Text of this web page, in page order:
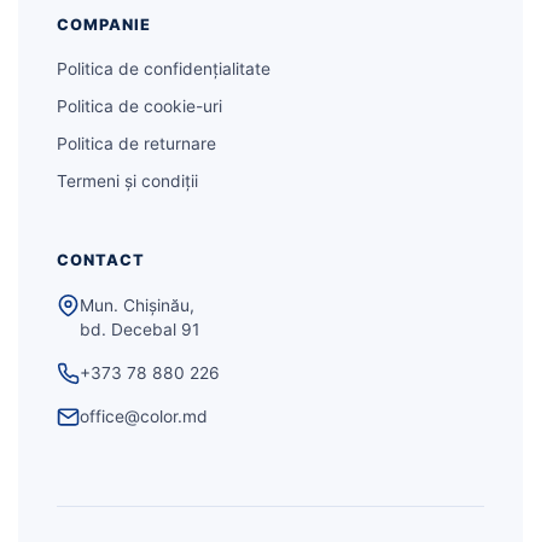
COMPANIE
Politica de confidențialitate
Politica de cookie-uri
Politica de returnare
Termeni și condiții
CONTACT
Mun. Chișinău,
bd. Decebal 91
+373 78 880 226
office@color.md